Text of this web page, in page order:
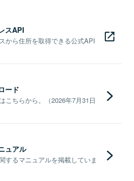
スAPI
から住所を取得できる公式API
ード
こちらから。（2026年7月31日
ュアル
するマニュアルを掲載していま